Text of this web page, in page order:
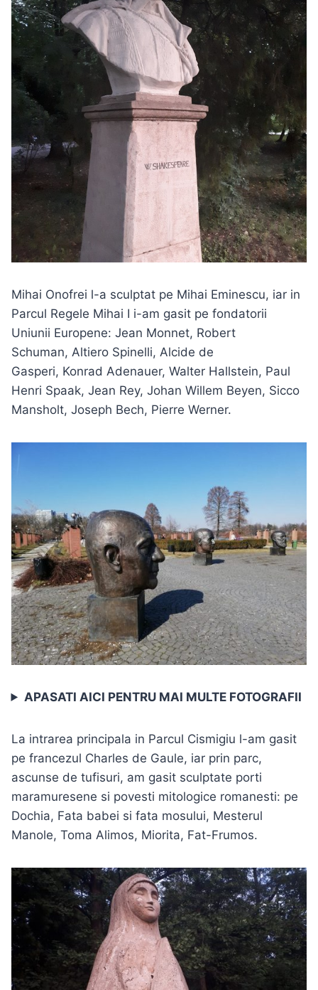
Mihai Onofrei l-a sculptat pe Mihai Eminescu, iar in
Parcul Regele Mihai I i-am gasit pe fondatorii
Uniunii Europene: Jean Monnet, Robert
Schuman, Altiero Spinelli, Alcide de
Gasperi, Konrad Adenauer, Walter Hallstein, Paul
Henri Spaak, Jean Rey, Johan Willem Beyen, Sicco
Mansholt, Joseph Bech, Pierre Werner.
APASATI AICI PENTRU MAI MULTE FOTOGRAFII
La intrarea principala in Parcul Cismigiu l-am gasit
pe francezul Charles de Gaule, iar prin parc,
ascunse de tufisuri, am gasit sculptate porti
maramuresene si povesti mitologice romanesti: pe
Dochia, Fata babei si fata mosului, Mesterul
Manole, Toma Alimos, Miorita, Fat-Frumos.